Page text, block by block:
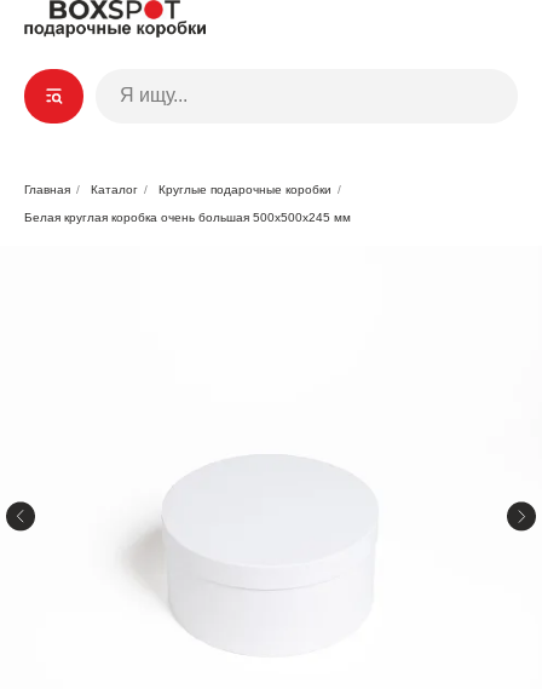
Главная / Каталог / Круглые подарочные коробки /
Белая круглая коробка очень большая 500x500x245 мм